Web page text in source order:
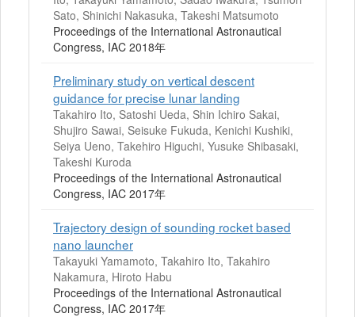
Sato, Shinichi Nakasuka, Takeshi Matsumoto
Proceedings of the International Astronautical
Congress, IAC 2018年
Preliminary study on vertical descent
guidance for precise lunar landing
Takahiro Ito, Satoshi Ueda, Shin Ichiro Sakai,
Shujiro Sawai, Seisuke Fukuda, Kenichi Kushiki,
Seiya Ueno, Takehiro Higuchi, Yusuke Shibasaki,
Takeshi Kuroda
Proceedings of the International Astronautical
Congress, IAC 2017年
Trajectory design of sounding rocket based
nano launcher
Takayuki Yamamoto, Takahiro Ito, Takahiro
Nakamura, Hiroto Habu
Proceedings of the International Astronautical
Congress, IAC 2017年